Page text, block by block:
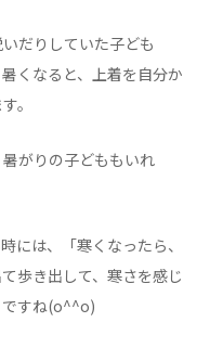
だりしていた子ども
くなると、上着を自分か
。
がりの子どももいれ
には、「寒くなったら、
歩き出して、寒さを感じ
ですね(o^^o)